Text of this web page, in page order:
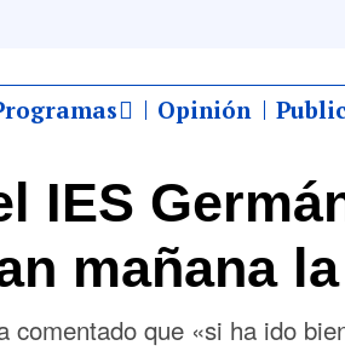
Opinión
IES
mañana
comentado que «si ha ido